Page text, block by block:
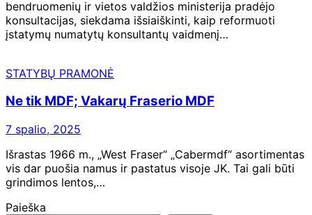
bendruomenių ir vietos valdžios ministerija pradėjo
konsultacijas, siekdama išsiaiškinti, kaip reformuoti
įstatymų numatytų konsultantų vaidmenį…
STATYBŲ PRAMONĖ
Ne tik MDF; Vakarų Fraserio MDF
7 spalio, 2025
Išrastas 1966 m., „West Fraser“ „Cabermdf“ asortimentas
vis dar puošia namus ir pastatus visoje JK. Tai gali būti
grindimos lentos,…
Paieška